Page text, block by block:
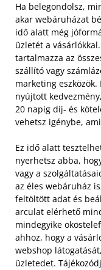
Ha belegondolsz,
akar webáruházat
idő alatt még
üzletét a
tartalmazza az
szállító vagy
marketing
nyújtott
20 napig díj- és
vehetsz igénybe,
Ez idő alatt
nyerhetsz abba,
vagy a
az éles webáruház
feltöltött adat és
arculat elérhető
mindegyike
ahhoz, hogy a
webshop
üzletedet.